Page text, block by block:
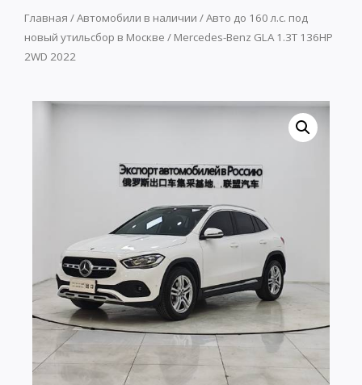
Главная /Автомобили в наличии /Авто до 160 л.с. под
новый утильсбор в Москве / Mercedes-Benz GLA 1.3T 136HP
2WD 2022